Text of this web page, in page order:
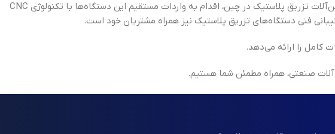
بزرگ‌ترین تولیدکننده ماشین‌آلات تزریق پلاستیک در چین، اقدام به واردات مستقیم این دستگاه‌ها با تکنولوژی CNC
فنی دستگاه‌های تزریق پلاستیک نیز همراه مشتریان خود است.
کامل را ارائه می‌دهد.
صنعتی، همراه مطمئن شما هستیم.